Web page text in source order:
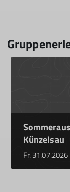
Künzelsau
Fr.